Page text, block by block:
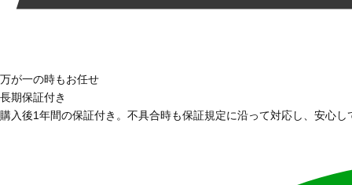
万が一の時もお任せ
長期保証付き
購入後1年間の保証付き。不具合時も保証規定に沿って対応し、安心